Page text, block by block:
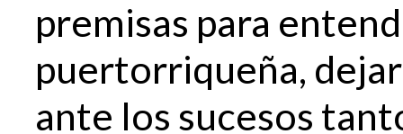
premisas para
puertorriqueña,
ante los sucesos